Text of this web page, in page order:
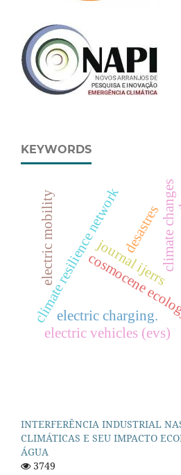
KEYWORDS
journal ijerrs
climate resilience networkcosmocene ecology
climate changes
desastres
electric mobility
electric vehicles (evs)
electric charging.
INTERFERÊNCIA INDUSTRIAL
CLIMÁTICAS E SEU IMPACTO
ÁGUA
3749